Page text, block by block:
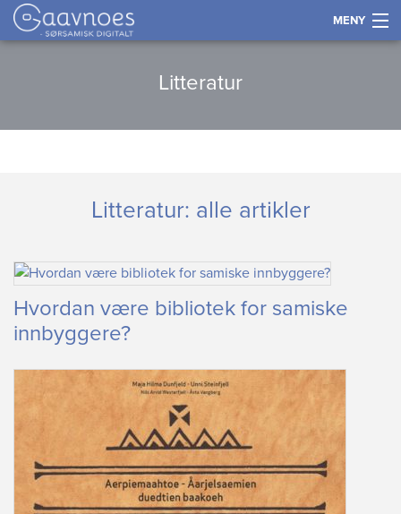
MENY
Kultur og samfunn
Kart
Tidslinje
Kontakt
Sitemap
Litteratur
Litteratur: alle artikler
Hvordan være bibliotek for samiske
innbyggere?